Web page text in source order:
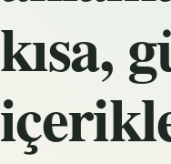
kısa,